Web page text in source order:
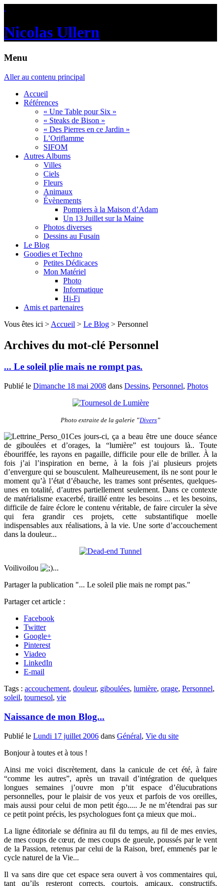
.
Nicolas Ullern
Menu
Aller au contenu principal
Accueil
Références
« Une Table pour Six »
« Steaks de Bison »
« Des Pierres en ce Jardin »
L’Oriflamme
SIFOM
Autres Albums
Villes
Ciels
Fleurs
Animaux
Évènements
Pompiers à la Maison d’Adam
Un 13 Juillet sur la Maine
Photos diverses
Dessins au Fusain
Le Blog
Goodies et Techno
Petites Dédicaces
Mon Matériel
Photo
Informatique
Hi-Fi
Amis et partenaires
Vous êtes ici > Accueil > Le Blog > Personnel
Archives du mot-clé Personnel
... Le soleil plie mais ne rompt pas.
Publié le Dimanche 18 mai 2008 dans Dessins, Personnel, Photos
Photo extraite de la galerie ‟Divers”
Ces jours-ci, ça a beau être une douce séance
de giboulées et d’orages, la “lumière” est toujours là.. Toute
ébouriffée, les rayons en pagaille, difficile pour elle de briller. À la
fois j’ai l’inspiration en berne, à la fois j’ai plusieurs projets
d’envergure qui se bousculent. Malheureusement, ils ne sont pour le
moment qu’à l’état d’ébauche, les trames sont présentes, quelques-
unes en totalité, d’autres partiellement seulement. Dans ce contexte
de matérialisme exacerbé, tiraillé entre les besoins ... et les besoins,
difficile de faire éclore le contenu véritable, de faire circuler la sève
qui fera grandir ces projets, cette substantifique moelle
indispensables aux réalisations, à la vie. Une sorte d’accouchement
dans la douleur...
Voilivoilou
...
Partager la publication "... Le soleil plie mais ne rompt pas."
Partager cet article :
Facebook
Twitter
Google+
Pinterest
Viadeo
LinkedIn
E-mail
Tags : accouchement, douleur, giboulées, lumière, orage, Personnel,
soleil, tournesol, vie
Naissance de mon Blog...
Publié le Lundi 17 juillet 2006 dans Général, Vie du site
Bonjour à toutes et à tous !
Ainsi me voici discrètement, dans la canicule de cet été, à faire
“comme les autres”, après un travail d’intégration de quelques
longues semaines j’ouvre mon p’tit espace d’élucubrations
personnelles, pour le plaisir de vos yeux et parfois de vos oreilles,
mais aussi pour celui de mon petit égo..... Je ne m’étendrai pas sur
ce petit point précis, les psychologues font ça mieux que moi..
La ligne éditoriale se définira au fil du temps, au fil de mes envies,
de mes coups de cœur, de mes coups de gueule, poussés par le vent
de la Passion, retenus par celui de la Raison, bref, emmenés par le
cycle naturel de la Vie...
Il va sans dire que cet espace sera ouvert à vos commentaires qui,
tant qu’ils resteront corrects, courtois, amicaux, constructifs,